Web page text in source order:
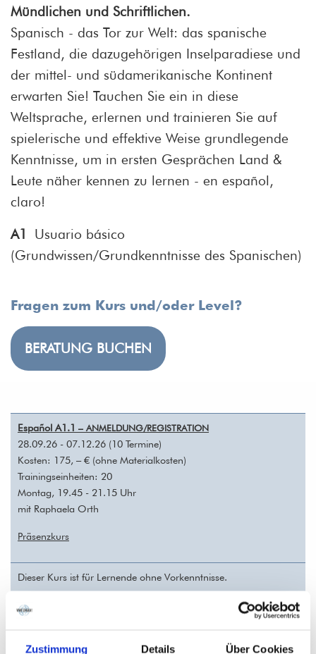
Zustimmung Details Über Cookies
Mündlichen und Schriftlichen.
Spanisch - das Tor zur Welt: das spanische
Festland, die dazugehörigen Inselparadiese und
der mittel- und südamerikanische Kontinent
erwarten Sie! Tauchen Sie ein in diese
Weltsprache, erlernen und trainieren Sie auf
spielerische und effektive Weise grundlegende
Kenntnisse, um in ersten Gesprächen Land &
Leute näher kennen zu lernen - en español,
claro!
A1 Usuario básico
(Grundwissen/Grundkenntnisse des Spanischen)
Fragen zum Kurs und/oder Level?
BERATUNG BUCHEN
Español A1.1 – ANMELDUNG/REGISTRATION
28.09.26 - 07.12.26 (10 Termine)
Kosten: 175, – € (ohne Materialkosten)
Trainingseinheiten: 20
Montag, 19.45 - 21.15 Uhr
mit Raphaela Orth
Präsenzkurs
Dieser Kurs ist für Lernende ohne Vorkenntnisse.
ANMELDUNG/REGISTRATION